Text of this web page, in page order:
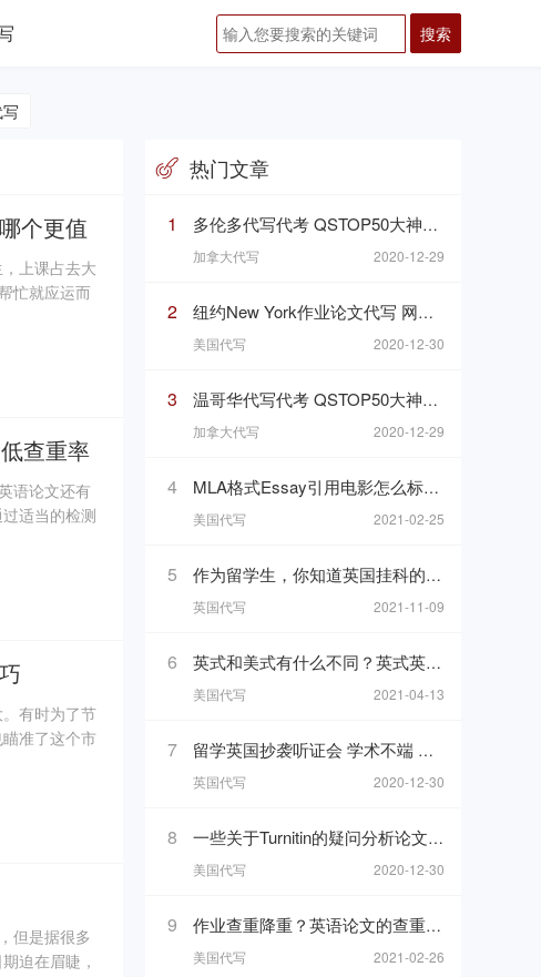
个更值
上课占去大
忙就应运而
查重率
语论文还有
适当的检测
完成英语
有时为了节
准了这个市
但是据很多
迫在眉睫，
热门文章
1 多伦多代写代考 QSTOP50大神为您服务可接急单有保障
加拿大代写 2020-12-29
2 纽约New York作业论文代写 网课代修代考 100%保证质量可加急
美国代写 2020-12-30
3 温哥华代写代考 QSTOP50大神为您服务可接急单有保障
加拿大代写 2020-12-29
4 MLA格式Essay引用电影怎么标注？英语论文影片引用怎么写参考标注？
美国代写 2021-02-25
5 作为留学生，你知道英国挂科的代价有多大吗？
英国代写 2021-11-09
6 英式和美式有什么不同？英式英语和美式英语八大拼写差异
美国代写 2021-04-13
7 留学英国抄袭听证会 学术不端 会被如何处理？怎么解决？
英国代写 2020-12-30
8 一些关于Turnitin的疑问分析论文查重原理 Turnitin二次提交
美国代写 2020-12-30
9 作业查重降重？英语论文的查重去重及assignment如何降低查重率解析
美国代写 2021-02-26